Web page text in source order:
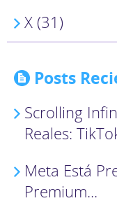
X (31)
Posts
Scrolling
Reales:
Meta Está
Premium...